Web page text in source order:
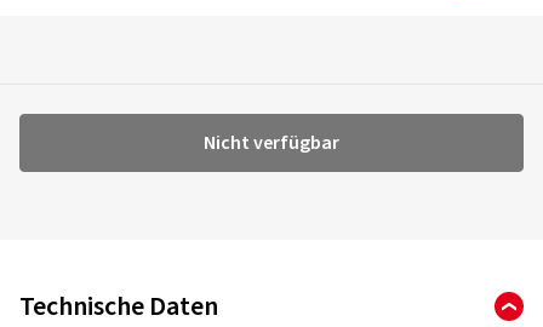
Nicht verfügbar
Technische Daten